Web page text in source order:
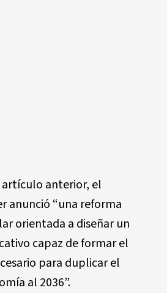
artículo anterior, el
anunció “una reforma
orientada a diseñar un
capaz de formar el
para duplicar el
al 2036”.